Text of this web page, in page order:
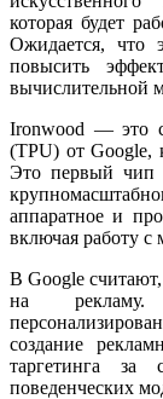
которая будет
Ожидается, что
повысить
вычислительной
Ironwood — это
(TPU) от Google,
Это первый чип
аппаратное и
включая работу с
В Google
на рекламу.
создание
таргетинга за
поведенческих